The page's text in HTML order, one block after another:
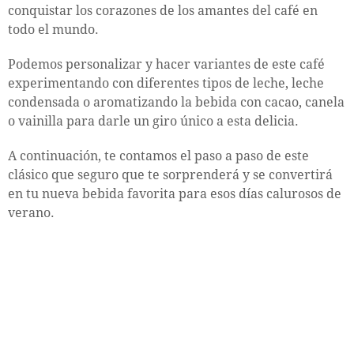
conquistar los corazones de los amantes del café en
todo el mundo.
Podemos personalizar y hacer variantes de este café
experimentando con diferentes tipos de leche, leche
condensada o aromatizando la bebida con cacao, canela
o vainilla para darle un giro único a esta delicia.
A continuación, te contamos el paso a paso de este
clásico que seguro que te sorprenderá y se convertirá
en tu nueva bebida favorita para esos días calurosos de
verano.